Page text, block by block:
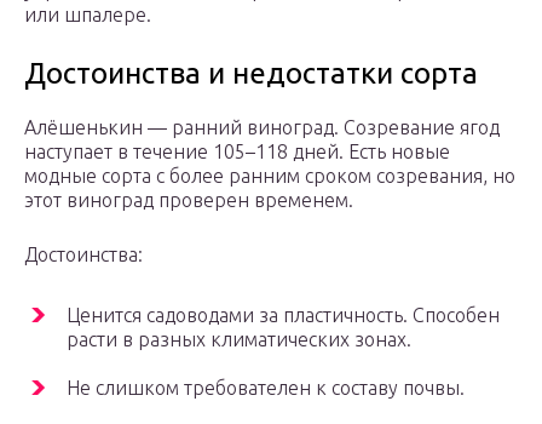
или шпалере.
Достоинства и недостатки сорта
Алёшенькин — ранний виноград. Созревание ягод
наступает в течение 105–118 дней. Есть новые
модные сорта с более ранним сроком созревания, но
этот виноград проверен временем.
Достоинства:
Ценится садоводами за пластичность. Способен
расти в разных климатических зонах.
Не слишком требователен к составу почвы.